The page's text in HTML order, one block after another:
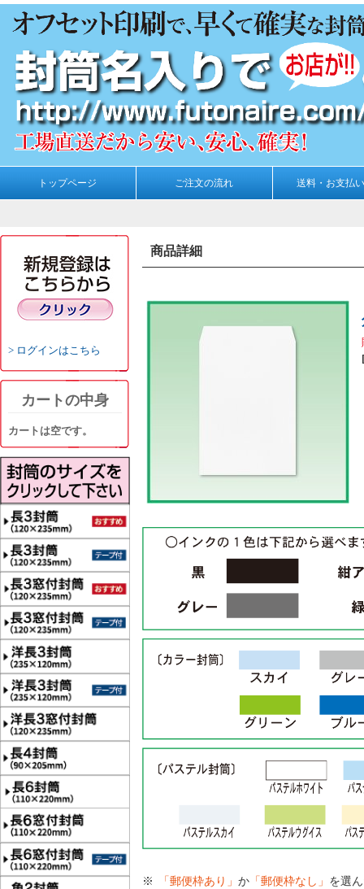
トップページ ご注文の流れ 送料・お支払
ログインはこちら
カートの中身
カートは空です。
商品詳細
「郵便枠あり」 か 「郵便枠なし」 を選